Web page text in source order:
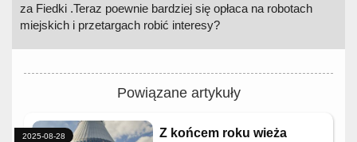
za Fiedki .Teraz poewnie bardziej się opłaca na robotach
miejskich i przetargach robić interesy?
Powiązane artykuły
Z końcem roku wieża
2025-08-28